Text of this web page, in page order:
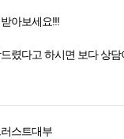
아보세요!!!
렸다고 하시면 보다 상담
스트대부